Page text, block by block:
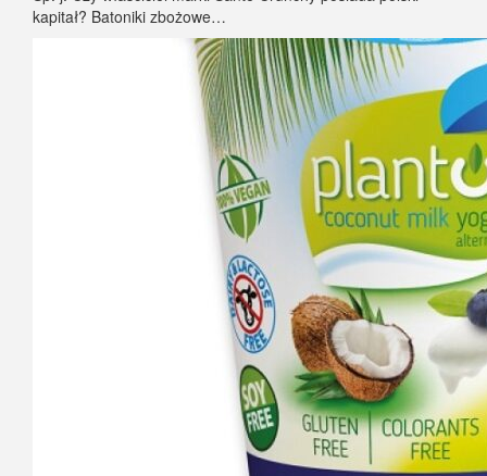
kapitał? Batoniki zbożowe…